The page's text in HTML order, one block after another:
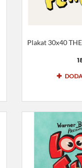
Plakat 30x40